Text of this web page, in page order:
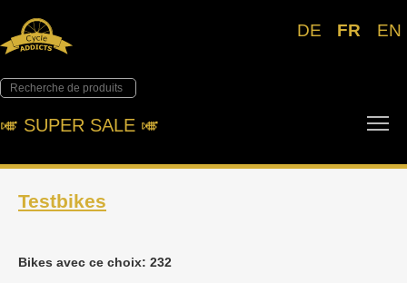
DE FR EN
🎺︎ SUPER SALE 🎺︎
Testbikes
Bikes avec ce choix: 232